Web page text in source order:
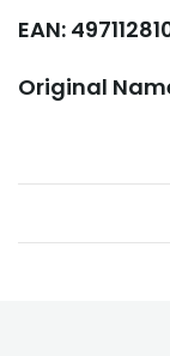
EAN:
Original